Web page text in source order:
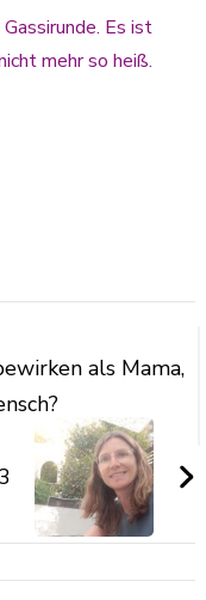
Es ist
mehr so heiß.
als Mama,